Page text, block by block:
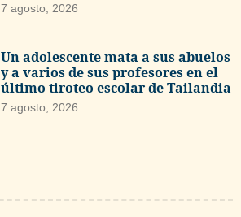
7 agosto, 2026
Un adolescente mata a sus abuelos
y a varios de sus profesores en el
último tiroteo escolar de Tailandia
7 agosto, 2026